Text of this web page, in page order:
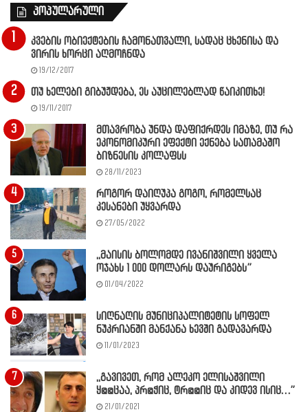
პოპულარული
კვების ობიექტების ჩამონათვალი, სადაც ცხენისა და
ვირის ხორცი აღმოჩნდა
19/12/2017
თუ ხელები გიბუჟდება, ეს აუცილებლად წაიკითხე!
19/11/2017
მთავრობა უნდა დაფიქრდეს იმაზე, თუ რა
ეკონომიკური ეფექტი ექნება სათამაშო
ბიზნესის კოლაფსს
28/11/2023
როგორ დაიღუპა გოგო, რომელსაც
კესანები უყვარდა
27/05/2022
,,მაისის ბოლომდე ივანიშვილი ყველა
ოჯახს 1 000 დოლარს დაურიგებს”
01/04/2022
სიღნაღის მუნიციპალიტეტის სოფელ
ნუკრიანში მანქანა ხევში გადავარდა
11/01/2023
,,გავივეთ, რომ ალეკო ელისაშვილი
ყ@@ცაა, პრ@ჭიც, ტრ@@იც და კიდევ ისიც…”
21/01/2021